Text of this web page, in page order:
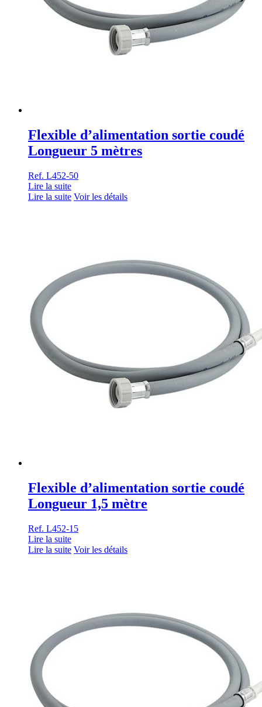
Flexible d’alimentation sortie coudé
Longueur 5 mètres
Ref. L452-50
Lire la suite
Lire la suite Voir les détails
Flexible d’alimentation sortie coudé
Longueur 1,5 mètre
Ref. L452-15
Lire la suite
Lire la suite Voir les détails